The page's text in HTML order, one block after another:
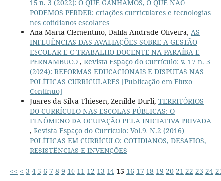
15 n. 3 (2022): O QUE GANHAMOS, O QUE NÃO
PODEMOS PERDER: criações curriculares e tecnologias
nos cotidianos escolares
Ana Maria Clementino, Dalila Andrade Oliveira, AS
INFLUÊNCIAS DAS AVALIAÇÕES SOBRE A GESTÃO
ESCOLAR E O TRABALHO DOCENTE NA PARAÍBA E
PERNAMBUCO , Revista Espaço do Currículo: v. 17 n. 3
(2024): REFORMAS EDUCACIONAIS E DISPUTAS NAS
POLÍTICAS CURRICULARES [Publicação em Fluxo
Contínuo]
Juares da Silva Thiesen, Zenilde Durli, TERRITÓRIOS
DO CURRÍCULO NAS ESCOLAS PÚBLICAS: O
FENÔMENO DA OCUPAÇÃO PELA INICIATIVA PRIVADA
, Revista Espaço do Currículo: Vol.9, N.2 (2016)
POLÍTICAS EM CURRÍCULO: COTIDIANOS, DESAFIOS,
RESISTÊNCIAS E INVENÇÕES
<< < 3 4 5 6 7 8 9 10 11 12 13 14 15 16 17 18 19 20 21 22 23 24